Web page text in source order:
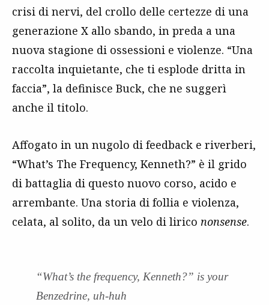
crisi di nervi, del crollo delle certezze di una
generazione X allo sbando, in preda a una
nuova stagione di ossessioni e violenze. “Una
raccolta inquietante, che ti esplode dritta in
faccia”, la definisce Buck, che ne suggerì
anche il titolo.
Affogato in un nugolo di feedback e riverberi,
“What’s The Frequency, Kenneth?” è il grido
di battaglia di questo nuovo corso, acido e
arrembante. Una storia di follia e violenza,
celata, al solito, da un velo di lirico nonsense.
“What’s the frequency, Kenneth?” is your
Benzedrine, uh-huh